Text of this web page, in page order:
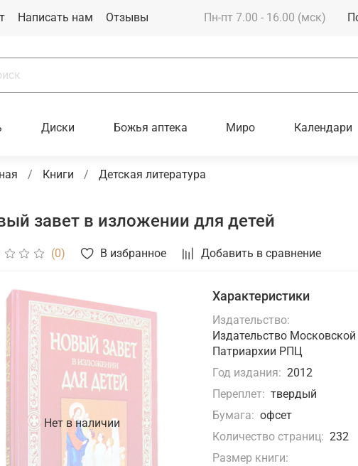
Написать нам Отзывы Пн-пт 7.00 - 16.00 (мск)
Диски Божья аптека Миро Календари
Книги Детская литература
завет в изложении для детей
(0) В избранное Добавить в сравнение
Нет в наличии
Характеристики
Издательство:
Издательство Московской
Патриархии РПЦ
Год издания: 2012
Переплет: твердый
Бумага: офсет
Количество страниц: 232
Размер книги: